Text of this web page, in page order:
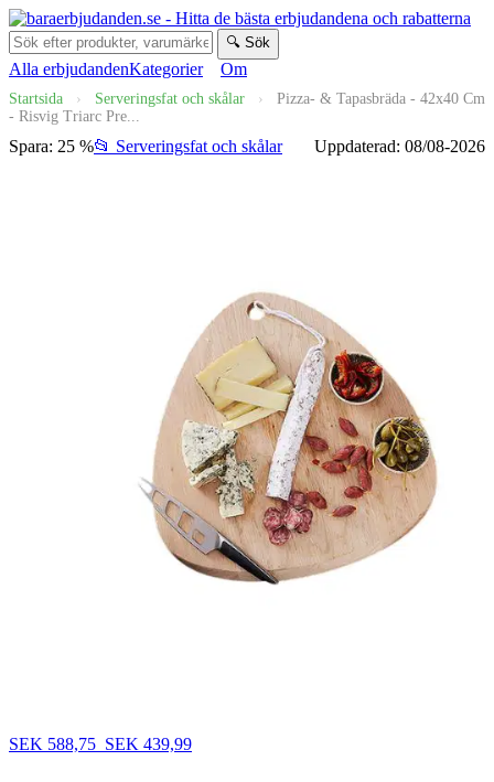
🔍 Sök
Alla erbjudandenKategorier Om
Startsida › Serveringsfat och skålar ›
Pizza- & Tapasbräda - 42x40 Cm
- Risvig Triarc Pre...
Spara: 25 %📂 Serveringsfat och skålar Uppdaterad: 08/08-2026
SEK 588,75 SEK 439,99